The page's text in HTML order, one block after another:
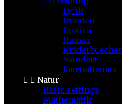
Lyrik
Dramen
Erotica
Humor
Kinderbuecher
Mundart
Journalismus
  Natur
Basic settings
Mathematik